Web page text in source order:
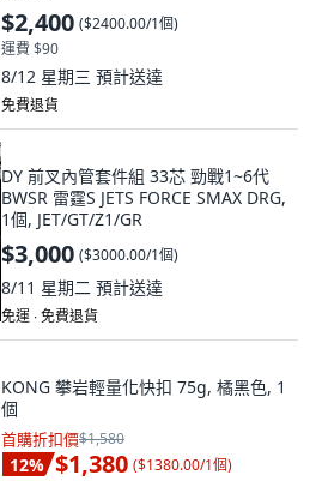
$2,400 ($2400.00/1個)
運費 $90
8/12 星期三 預計送達
免費退貨
DY 前叉內管套件組 33芯 勁戰1~6代
BWSR 雷霆S JETS FORCE SMAX DRG,
1個, JET/GT/Z1/GR
$3,000 ($3000.00/1個)
8/11 星期二 預計送達
免運 ∙ 免費退貨
KONG 攀岩輕量化快扣 75g, 橘黑色, 1
個
首購折扣價$1,580
12% $1,380 ($1380.00/1個)